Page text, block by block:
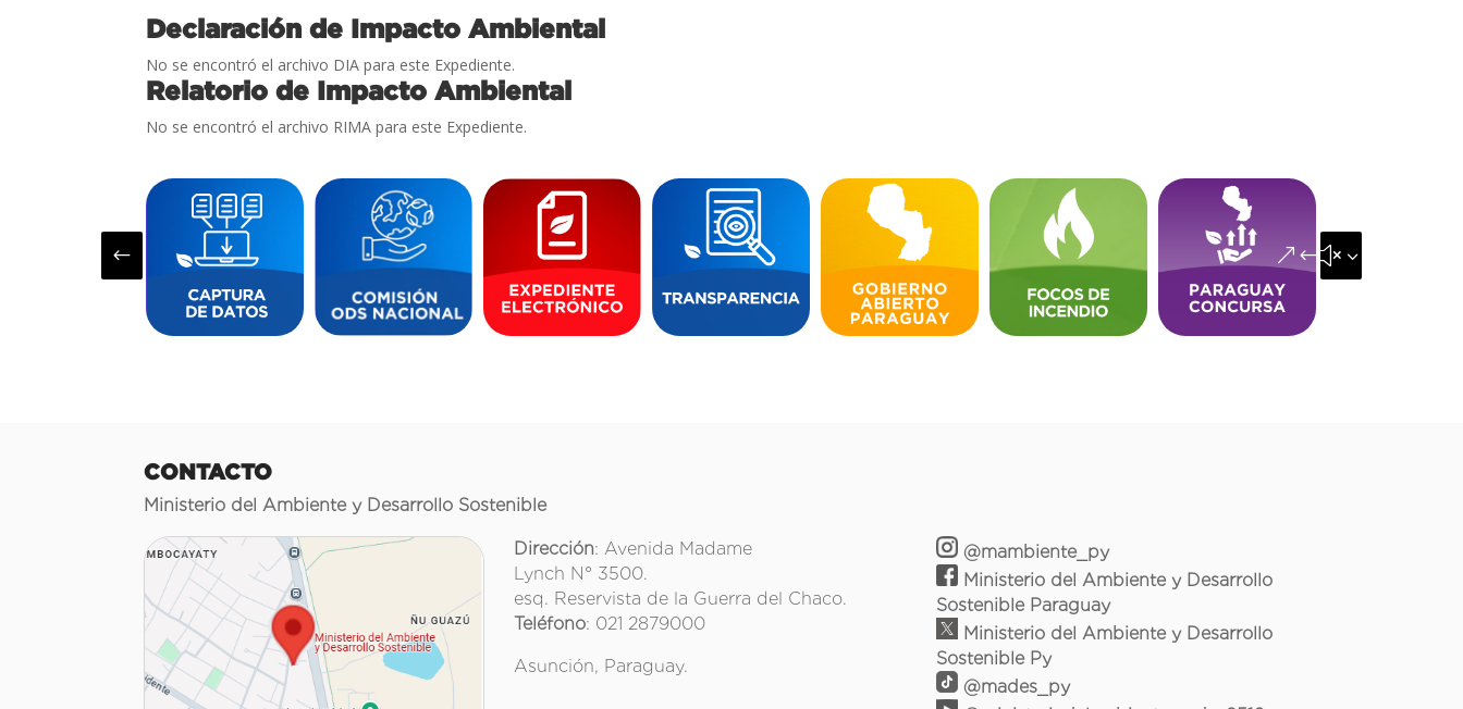
Declaración de Impacto Ambiental
No se encontró el archivo DIA para este Expediente.
Relatorio de Impacto Ambiental
No se encontró el archivo RIMA para este Expediente.
# &#x35;
CONTACTO
Ministerio del Ambiente y Desarrollo Sostenible
Dirección: Avenida Madame
Lynch N° 3500.
esq. Reservista de la Guerra del Chaco.
Teléfono: 021 2879000
Asunción, Paraguay.
@mambiente_py
Ministerio del Ambiente y Desarrollo
Sostenible Paraguay
Ministerio del Ambiente y Desarrollo
Sostenible Py
@mades_py